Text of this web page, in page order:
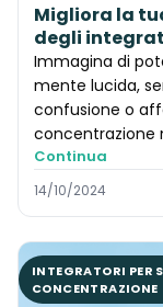
Migliora la
degli
Immagina di
mente lucida,
confusione o
concentrazione
Continua
14/10/2024
INTEGRATORI PER
CONCENTRAZIONE